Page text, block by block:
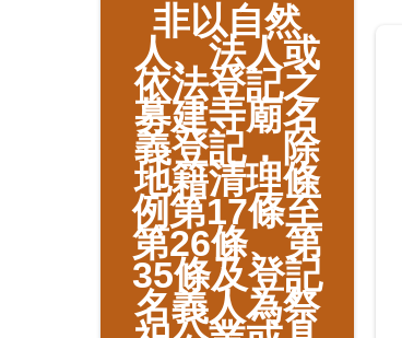
非以自然
人、法人或
依法登記之
募建寺廟名
義登記，除
地籍清理條
例第17條至
第26條、第
35條及登記
名義人為祭